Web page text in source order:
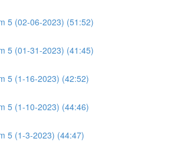
5 (02-06-2023) (51:52)
5 (01-31-2023) (41:45)
5 (1-16-2023) (42:52)
5 (1-10-2023) (44:46)
5 (1-3-2023) (44:47)